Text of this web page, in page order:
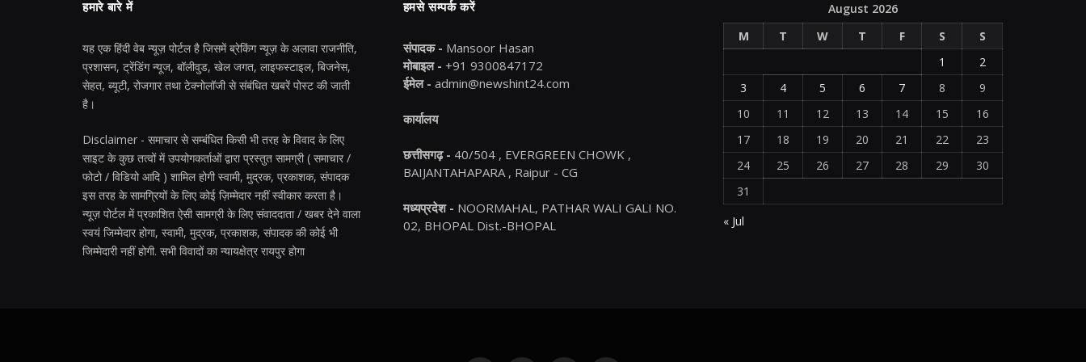
हमारे बारे में
यह एक हिंदी वेब न्यूज़ पोर्टल है जिसमें ब्रेकिंग न्यूज़ के अलावा राजनीति,
प्रशासन, ट्रेंडिंग न्यूज, बॉलीवुड, खेल जगत, लाइफस्टाइल, बिजनेस,
सेहत, ब्यूटी, रोजगार तथा टेक्नोलॉजी से संबंधित खबरें पोस्ट की जाती
है।
Disclaimer - समाचार से सम्बंधित किसी भी तरह के विवाद के लिए
साइट के कुछ तत्वों में उपयोगकर्ताओं द्वारा प्रस्तुत सामग्री ( समाचार /
फोटो / विडियो आदि ) शामिल होगी स्वामी, मुद्रक, प्रकाशक, संपादक
इस तरह के सामग्रियों के लिए कोई ज़िम्मेदार नहीं स्वीकार करता है।
न्यूज़ पोर्टल में प्रकाशित ऐसी सामग्री के लिए संवाददाता / खबर देने वाला
स्वयं जिम्मेदार होगा, स्वामी, मुद्रक, प्रकाशक, संपादक की कोई भी
जिम्मेदारी नहीं होगी. सभी विवादों का न्यायक्षेत्र रायपुर होगा
हमसे सम्पर्क करें
संपादक - Mansoor Hasan
मोबाइल - +91 9300847172
ईमेल - admin@newshint24.com
कार्यालय
छत्तीसगढ़ - 40/504 , EVERGREEN CHOWK ,
BAIJANTAHAPARA , Raipur - CG
मध्यप्रदेश - NOORMAHAL, PATHAR WALI GALI NO.
02, BHOPAL Dist.-BHOPAL
August 2026
M
T W T F S
S
1
2
3
4 5 6 7 8
9
10
11 12 13 14 15
16
17
18 19 20 21 22
23
24
25 26 27 28 29
30
31
« Jul